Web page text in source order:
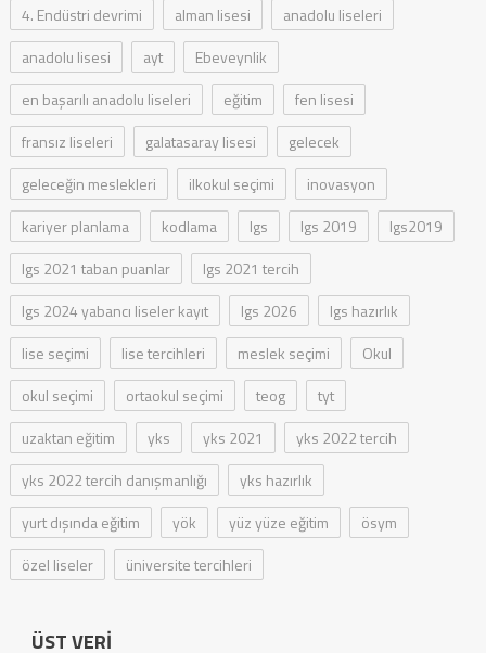
4. Endüstri devrimi alman lisesi
anadolu liseleri
anadolu lisesi
ayt
Ebeveynlik
en başarılı anadolu liseleri
eğitim
fen lisesi
fransız liseleri
galatasaray lisesi
gelecek
geleceğin meslekleri
ilkokul seçimi
inovasyon
kariyer planlama
kodlama lgs lgs 2019
lgs2019
lgs 2021 taban puanlar
lgs 2021 tercih
lgs 2024 yabancı liseler kayıt
lgs 2026
lgs hazırlık
lise seçimi
lise tercihleri meslek seçimi
Okul
okul seçimi
ortaokul seçimi teog
tyt
uzaktan eğitim
yks yks 2021
yks 2022 tercih
yks 2022 tercih danışmanlığı
yks hazırlık
yurt dışında eğitim
yök yüz yüze eğitim
ösym
özel liseler
üniversite tercihleri
ÜST VERI